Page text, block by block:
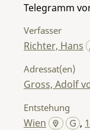
Telegramm
Verfasser
Richter, Hans
Adressat(en)
Gross, Adolf
Entstehung
Wien ,